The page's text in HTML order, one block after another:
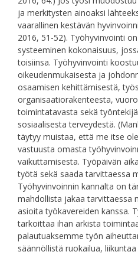
ja merkitysten ainoaksi
vaarallinen kestävän
2016, 51-52). Työhyvinvointi
systeeminen kokonaisuus,
toisiinsa. Työhyvinvointi
oikeudenmukaisesta ja
osaamisen kehittämisestä,
organisaatiorakenteesta,
toimintatavasta sekä
sosiaalisesta terveydestä.
täytyy muistaa, että me itse
vastuusta omasta
vaikuttamisesta. Työpäivän
työtä sekä saada tarvittaessa
Työhyvinvoinnin kannalta on
mahdollista jakaa tarvittaessa
asioita työkavereiden kanssa.
tarkoittaa ihan arkista
palautuaksemme työn
säännöllistä ruokailua,